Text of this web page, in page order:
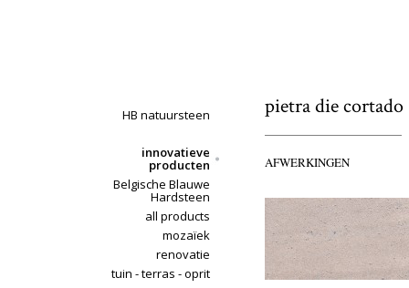
HB natuursteen
innovatieve
producten
Belgische Blauwe
Hardsteen
all products
mozaïek
renovatie
tuin - terras - oprit
pietra die cortado
AFWERKINGEN